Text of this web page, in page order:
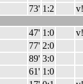
73' 1:2 v!
47' 1:0 v!
77' 2:0
89' 3:0
61' 1:0